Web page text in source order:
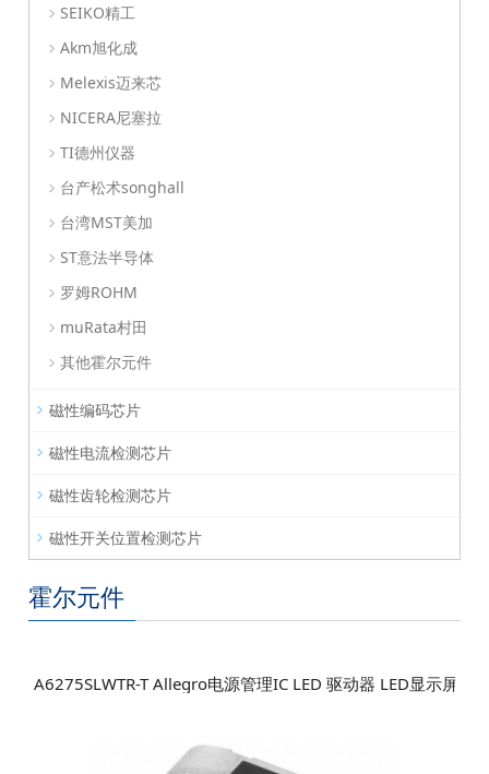
SEIKO精工
Akm旭化成
Melexis迈来芯
NICERA尼塞拉
TI德州仪器
台产松术songhall
台湾MST美加
ST意法半导体
罗姆ROHM
muRata村田
其他霍尔元件
磁性编码芯片
磁性电流检测芯片
磁性齿轮检测芯片
磁性开关位置检测芯片
霍尔元件
A6275SLWTR-T Allegro电源管理IC LED 驱动器 LED显示屏专